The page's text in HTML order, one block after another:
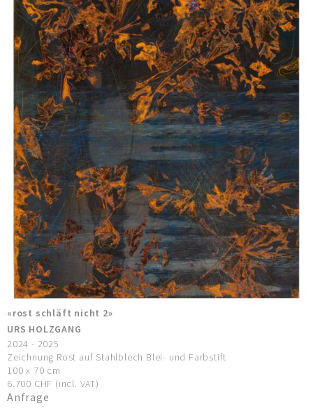
«rost schläft nicht 2»
URS HOLZGANG
2024 - 2025
Zeichnung Rost auf Stahlblech Blei- und Farbstift
100 x 70 cm
6.700 CHF (incl. VAT)
Anfrage